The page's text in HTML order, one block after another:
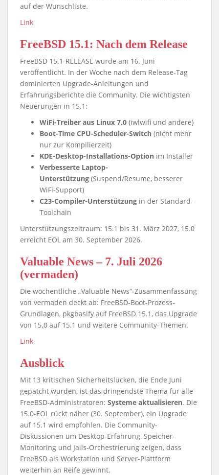
auf der Wunschliste.
Link
FreeBSD 15.1: Nach dem Release
FreeBSD 15.1-RELEASE wurde am 16. Juni
veröffentlicht. In der Woche nach dem Release-Tag
dominierten Upgrade-Anleitungen und
Erfahrungsberichte die Community. Die wichtigsten
Neuerungen in 15.1:
WiFi-Treiber aus Linux 7.0 (iwlwifi und andere)
Boot-Time CPU-Scheduler-Switch (nicht mehr
nur zur Kompilierzeit)
KDE-Desktop-Installations-Option im Installer
Verbesserte Laptop-
Unterstützung (Suspend/Resume, besserer
WiFi-Support)
C23-Compiler-Unterstützung in der Standard-
Toolchain
Unterstützungszeitraum: 15.1 bis 31. März 2027, 15.0
erreicht EOL am 30. September 2026.
Valuable News – 7. Juli 2026
(vermaden)
Die wöchentliche „Valuable News“-Zusammenfassung
von vermaden deckt ab: FreeBSD-Boot-Prozess-
Grundlagen, pkgbasify auf FreeBSD 15.1, das Upgrade
von 15.0 auf 15.1 und weitere Community-Themen.
Link
Ausblick
Mit 13 kritischen Sicherheitslücken, die Ende Juni
gepatcht wurden, ist das dringendste Thema für alle
FreeBSD-Administratoren: Systeme aktualisieren. Die
15.0-EOL rückt näher (30. September), ein Upgrade
auf 15.1 wird empfohlen. Die Community-
Diskussionen um Desktop-Erfahrung, Speicher-
Monitoring und Jails-Orchestrierung zeigen, dass
FreeBSD als Workstation und Server-Plattform
weiterhin an Reife gewinnt.